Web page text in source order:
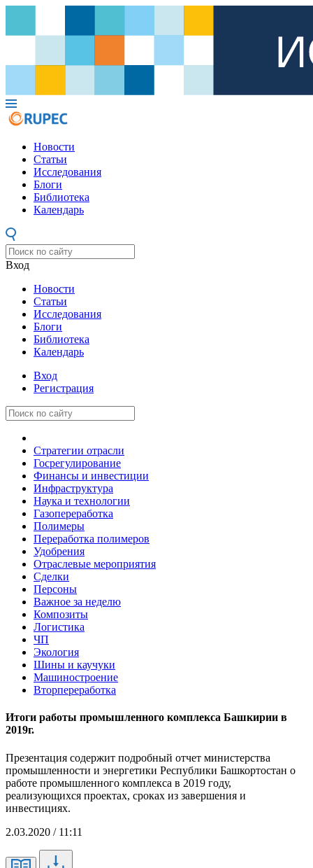
Новости
Статьи
Исследования
Блоги
Библиотека
Календарь
Вход
Новости
Статьи
Исследования
Блоги
Библиотека
Календарь
Вход
Регистрация
Стратегии отрасли
Госрегулирование
Финансы и инвестиции
Инфраструктура
Наука и технологии
Газопереработка
Полимеры
Переработка полимеров
Удобрения
Отраслевые мероприятия
Сделки
Персоны
Важное за неделю
Композиты
Логистика
ЧП
Экология
Шины и каучуки
Машиностроение
Вторпереработка
Итоги работы промышленного комплекса Башкирии в
2019г.
Презентация содержит подробный отчет министерства
промышленности и энергетики Республики Башкортостан о
работе промышленного комплекса в 2019 году,
реализующихся проектах, сроках из завершения и
инвестициях.
2.03.2020 / 11:11